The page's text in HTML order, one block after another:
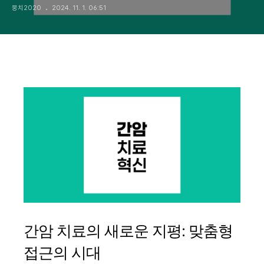
뭉치2020 2024. 11. 1. 06:51
간암 치료의 새로운 지평: 맞춤형
접근의 시대